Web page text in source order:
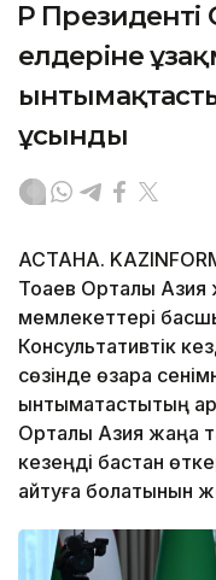
ҚР
елдеріне
ұсынды
АСТАНА.
Тоқаев Орталық
мемлекеттері
Консультативтік
сөзінде өзара
ынтымақтастықтың
Орталық Азия жаңа
кезеңді бастан
айтуға болатынын